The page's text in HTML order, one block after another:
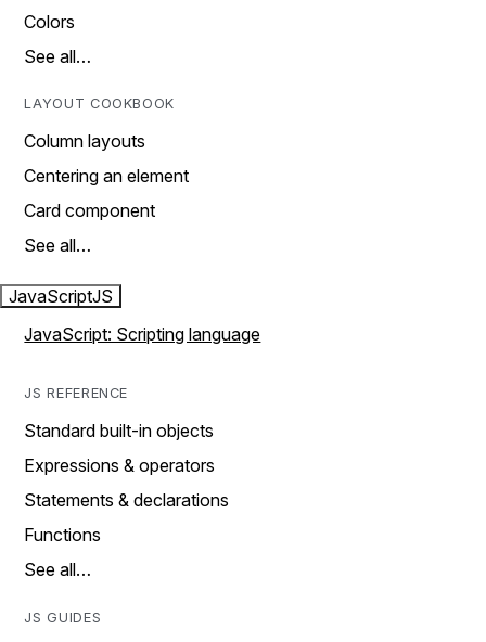
Colors
See all…
LAYOUT COOKBOOK
Column layouts
Centering an element
Card component
See all…
JavaScriptJS
JavaScript: Scripting language
JS REFERENCE
Standard built-in objects
Expressions & operators
Statements & declarations
Functions
See all…
JS GUIDES